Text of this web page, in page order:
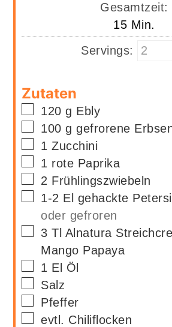
Gesamtzeit:
15Minuten
Min.
Servings:
Zutaten
▢
120 g Ebly
▢
100 g gefrorene
▢
1 Zucchini
▢
1 rote Paprika
▢
2 Frühlingszwiebeln
▢
1-2 El gehackte
oder gefroren
▢
3Tl Alnatura
Mango Papaya
▢
1 El Öl
▢
Salz
▢
Pfeffer
▢
evtl. Chiliflocken